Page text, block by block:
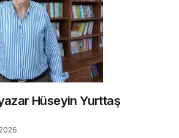
Hüseyin Yurttaş